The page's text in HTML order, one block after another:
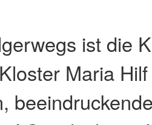
ist die
Maria